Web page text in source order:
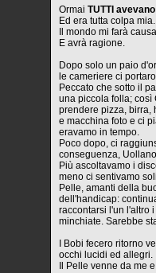
Ormai TUTTI
Ed era tutta colpa mia.
Il mondo mi farà
E avrà ragione.
Dopo solo un paio
le cameriere ci
Peccato che sotto il
una piccola folla; così
prendere pizza, birra,
e macchina foto e ci
eravamo in tempo.
Poco dopo, ci
conseguenza,
Più ascoltavamo i
meno ci sentivamo
Pelle, amanti della
dell'handicap:
raccontarsi l'un l'altro
minchiate. Sarebbe
I Bobi fecero ritorno
occhi lucidi ed allegri.
Il Pelle venne da me